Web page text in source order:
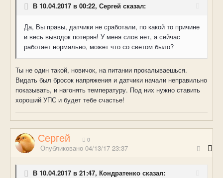
В 10.04.2017 в 00:22, Сергей сказал:
Да, Вы правы, датчики не сработали, по какой то причине
и весь выводок потерян! У меня слов нет, а сейчас
работает нормально, может что со светом было?
Ты не один такой, новичок, на питании прокалываешься.
Видать был бросок напряжения и датчики начали неправильно
показывать, и нагонять температуру. Под них нужно ставить
хороший УПС и будет тебе счастье!
Сергей 0
Опубликовано 04/13/17 23:37
В 10.04.2017 в 21:47, Кондратенко сказал: